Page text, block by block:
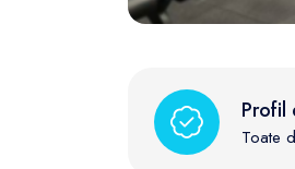
Profil
Toate